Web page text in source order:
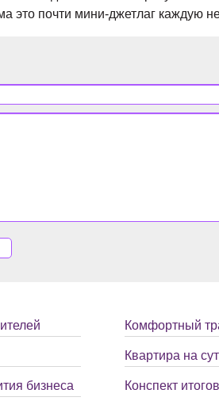
это почти мини-джетлаг каждую
бизнеса
Комфортный
Квартира на
Конспект